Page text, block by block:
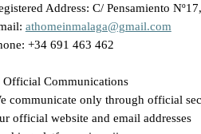
Address: C/ Pensamiento
athomeinmalaga@gmail.com
+34 691 463 462
Official Communications
communicate only through official
official website and email addresses